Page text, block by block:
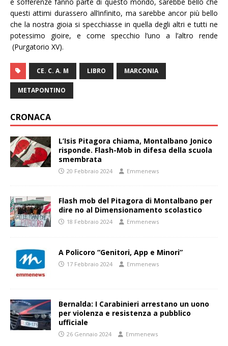
questi attimi durassero all’infinito, ma sarebbe ancor più bello
che la nostra gioia si specchiasse in quella degli altri e tutti ne
potessimo gioire, e come specchio l’uno a l’altro rende
(Purgatorio XV).
CE. C. A. M LIBRO MARCONIA
METAPONTINO
CRONACA
L’Isis Pitagora chiama, Montalbano Jonico
risponde. Flash-Mob in difesa della scuola
smembrata
20 Febbraio 2024 Emmenews
Flash mob del Pitagora di Montalbano per
dire no al Dimensionamento scolastico
18 Febbraio 2024 Emmenews
A Policoro “Genitori, App e Minori”
17 Febbraio 2024 Emmenews
Bernalda: I Carabinieri arrestano un uono
per violenza e resistenza a pubblico
ufficiale
26 Gennaio 2024 Emmenews